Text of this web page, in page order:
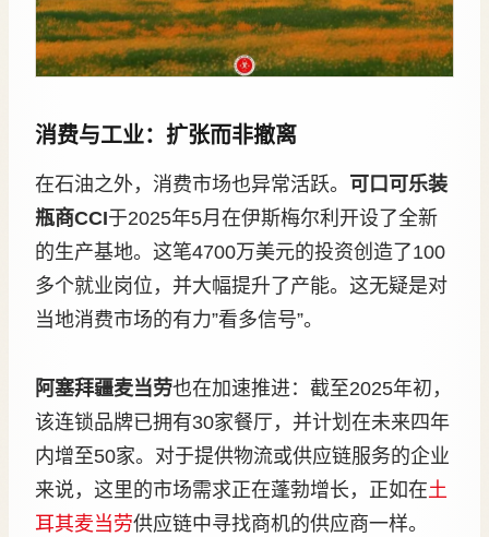
消费与工业：扩张而非撤离
在石油之外，消费市场也异常活跃。 可口可乐装
瓶商CCI于2025年5月在伊斯梅尔利开设了全新
的生产基地。这笔4700万美元的投资创造了100
多个就业岗位，并大幅提升了产能。这无疑是对
当地消费市场的有力”看多信号”。
阿塞拜疆麦当劳也在加速推进：截至2025年初，
该连锁品牌已拥有30家餐厅，并计划在未来四年
内增至50家。对于提供物流或供应链服务的企业
来说，这里的市场需求正在蓬勃增长，正如在土
耳其麦当劳供应链中寻找商机的供应商一样。